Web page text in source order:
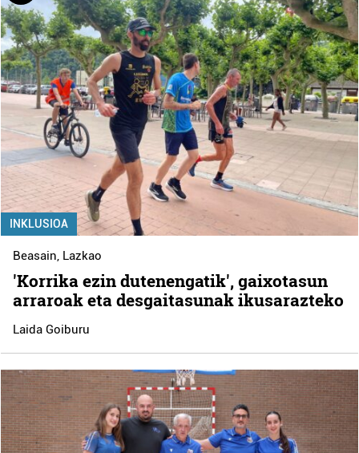
INKLUSIOA
Beasain, Lazkao
'Korrika ezin dutenengatik', gaixotasun
arraroak eta desgaitasunak ikusarazteko
Laida Goiburu